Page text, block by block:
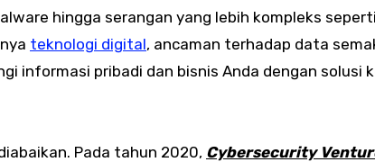
hingga serangan yang lebih kompleks
teknologi digital, ancaman terhadap data
informasi pribadi dan bisnis Anda dengan solusi
Pada tahun 2020, Cybersecurity